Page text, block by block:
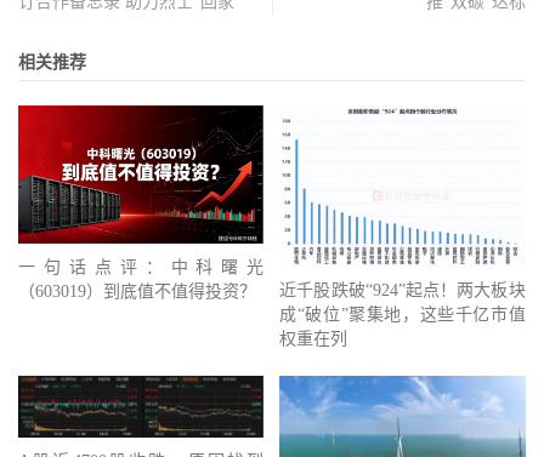
相关推荐
一句话点评：中科曙光
（603019）到底值不值得投资？
近千股跌破“924”起点！两大板块
成“破位”聚集地，这些千亿市值
权重在列